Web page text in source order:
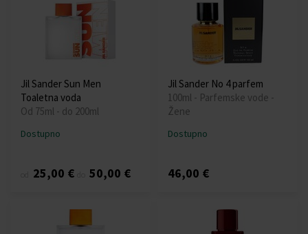
Jil Sander Sun Men
Toaletna voda
Od 75ml - do 200ml
Dostupno
25,00 € 50,00 €
Jil Sander No 4 parfem
100ml - Parfemske vode -
Žene
Dostupno
46,00 €